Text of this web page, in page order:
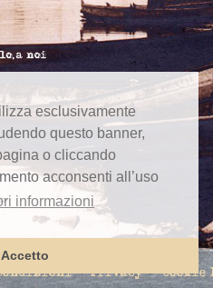
esclusivamente
questo banner,
o cliccando
acconsenti all’uso
informazioni
Accetto
Privacy Cookie